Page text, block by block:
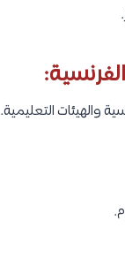
والهيئات التعليمية.